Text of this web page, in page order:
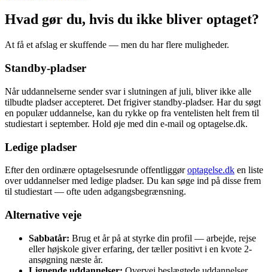
Hvad gør du, hvis du ikke bliver optaget?
At få et afslag er skuffende — men du har flere muligheder.
Standby-pladser
Når uddannelserne sender svar i slutningen af juli, bliver ikke alle
tilbudte pladser accepteret. Det frigiver standby-pladser. Har du søgt
en populær uddannelse, kan du rykke op fra ventelisten helt frem til
studiestart i september. Hold øje med din e-mail og optagelse.dk.
Ledige pladser
Efter den ordinære optagelsesrunde offentliggøroptagelse.dk en liste
over uddannelser med ledige pladser. Du kan søge ind på disse frem
til studiestart — ofte uden adgangsbegrænsning.
Alternative veje
Sabbatår: Brug et år på at styrke din profil — arbejde, rejse
eller højskole giver erfaring, der tæller positivt i en kvote 2-
ansøgning næste år.